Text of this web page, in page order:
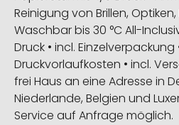
Reinigung von Brillen, Optiken,
Waschbar bis 30 °C All-
Druck • incl. Einzelverpackung
Druckvorlaufkosten • incl.
frei Haus an eine Adresse in
Niederlande, Belgien und
Service auf Anfrage möglich.